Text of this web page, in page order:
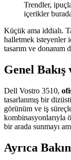
Trendler,
içerikler
Küçük ama iddialı.
halletmek isteyenler
tasarım ve donanım
Genel Bakış
Dell Vostro 3510,
tasarlanmış bir
görünüm ve iş
kombinasyonlarıyla
bir arada sunmayı
Ayrıca